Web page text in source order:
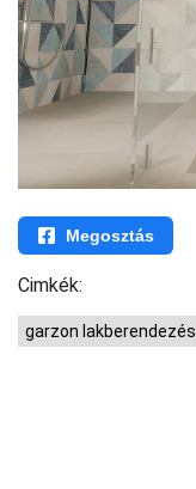
Megosztás
Cimkék:
garzon lakberendezés